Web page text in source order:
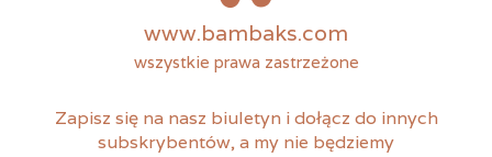
www.bambaks.com
wszystkie prawa zastrzeżone
Zapisz się na nasz biuletyn i dołącz do innych
subskrybentów, a my nie będziemy